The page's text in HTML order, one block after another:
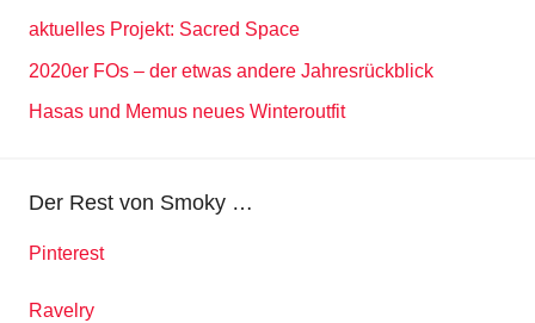
aktuelles Projekt: Sacred Space
2020er FOs – der etwas andere Jahresrückblick
Hasas und Memus neues Winteroutfit
Der Rest von Smoky …
Pinterest
Ravelry